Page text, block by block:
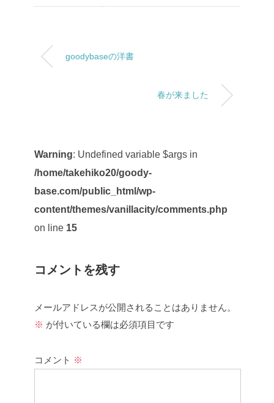
goodybaseの洋書
春が来ました
Warning: Undefined variable $args in
/home/takehiko20/goody-
base.com/public_html/wp-
content/themes/vanillacity/comments.php
on line 15
コメントを残す
メールアドレスが公開されることはありません。
※ が付いている欄は必須項目です
コメント ※